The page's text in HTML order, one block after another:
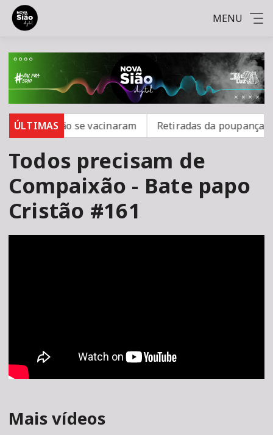
MENU
ÚLTIMAS
16 não se vacinaram Retiradas da poupança
Todos precisam de
Compaixão - Bate papo
Cristão #161
Mais vídeos